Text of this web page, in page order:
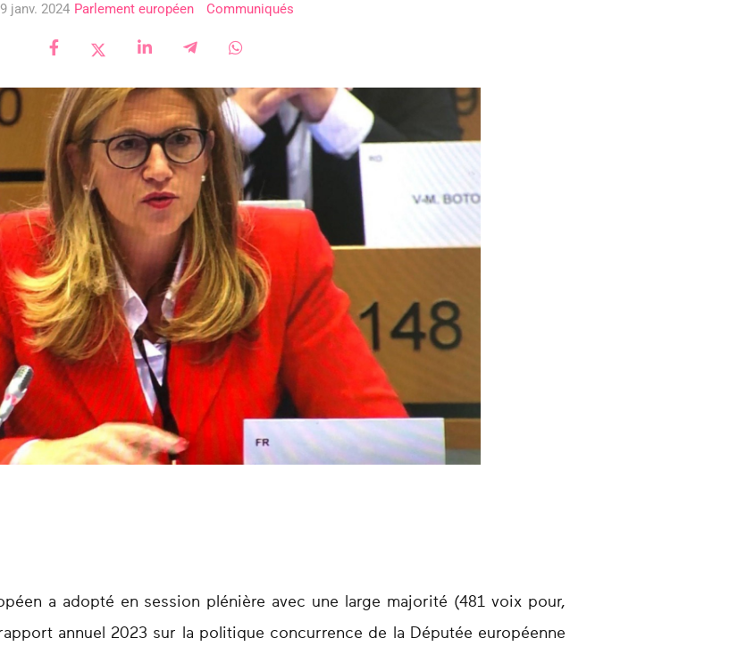
janv. 2024 Parlement européen Communiqués
a adopté en session plénière avec une large majorité (481 voix pour,
annuel 2023 sur la politique concurrence de la Députée européenne